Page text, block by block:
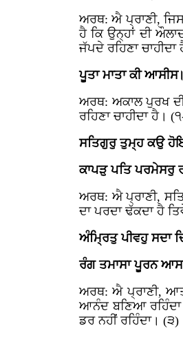
ਅਰਥ: ਐ ਪ੍ਰਾਣੀ,
ਹੈ ਕਿ ਉਨ੍ਹਾਂ ਦੀ
ਜੱਪਦੇ ਰਹਿਣਾ ਚਾਹੀਦਾ
ਪੂਤਾ ਮਾਤਾ ਕੀ
ਅਰਥ: ਅਕਾਲ ਪੁਰਖ
ਰਹਿਣਾ ਚਾਹੀਦਾ ਹੈ।
ਸਤਿਗੁਰੁ ਤੁਮ੍ਹ ਕਉ
ਕਾਪੜੁ ਪਤਿ ਪਰਮੇਸਰੁ
ਅਰਥ: ਐ ਪ੍ਰਾਣੀ,
ਦਾ ਪਰਦਾ ਢੱਕਦਾ ਹੈ
ਅੰਮ੍ਰਿਤੁ ਪੀਵਹੁ ਸਦਾ
ਰੰਗ ਤਮਾਸਾ ਪੂਰਨ
ਅਰਥ: ਐ ਪ੍ਰਾਣੀ,
ਆਨੰਦ ਬਣਿਆ
ਡਰ ਨਹੀਂ ਰਹਿੰਦਾ। (੩)